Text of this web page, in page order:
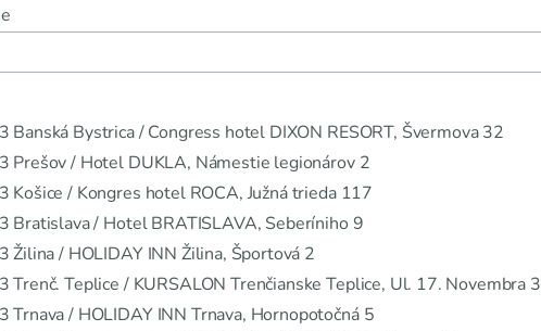
Banská Bystrica / Congress hotel DIXON RESORT, Švermova 32
Prešov / Hotel DUKLA, Námestie legionárov 2
Košice / Kongres hotel ROCA, Južná trieda 117
Bratislava / Hotel BRATISLAVA, Seberíniho 9
Žilina / HOLIDAY INN Žilina, Športová 2
Trenč. Teplice / KURSALON Trenčianske Teplice, Ul. 17. Novembra
Trnava / HOLIDAY INN Trnava, Hornopotočná 5